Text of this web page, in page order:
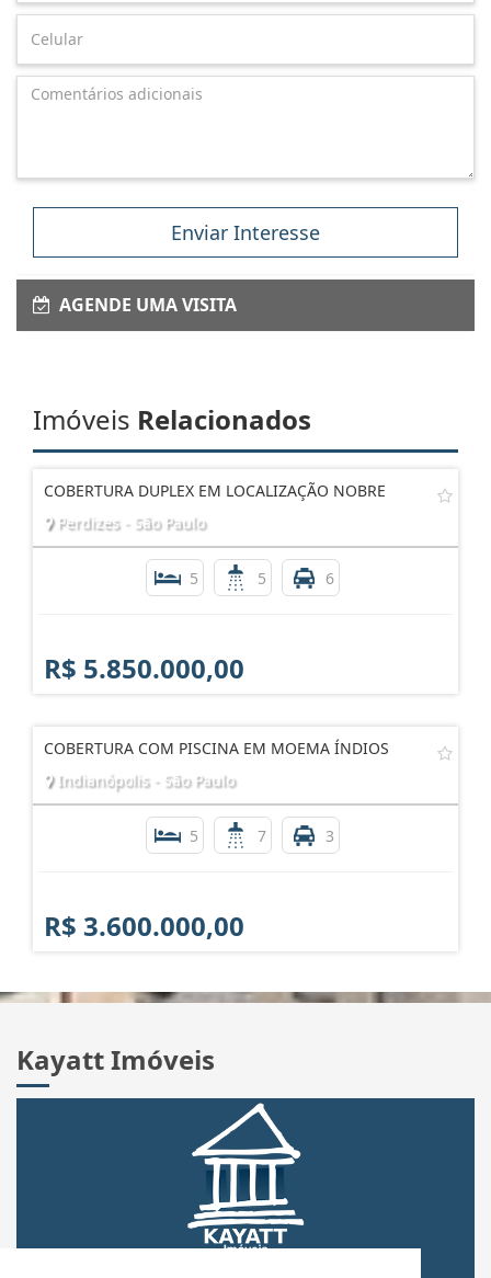
Enviar Interesse
AGENDE UMA VISITA
Imóveis Relacionados
COBERTURA DUPLEX EM LOCALIZAÇÃO NOBRE
Perdizes - São Paulo
5 5 6
R$ 5.850.000,00
COBERTURA COM PISCINA EM MOEMA ÍNDIOS
Indianópolis - São Paulo
5 7 3
R$ 3.600.000,00
Kayatt Imóveis